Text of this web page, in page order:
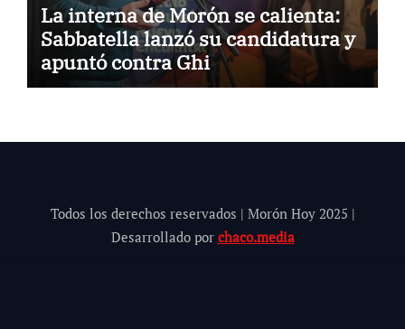
La interna de Morón se calienta:
Sabbatella lanzó su candidatura y
apuntó contra Ghi
Todos los derechos reservados | Morón Hoy 2025 |
Desarrollado por chaco.media